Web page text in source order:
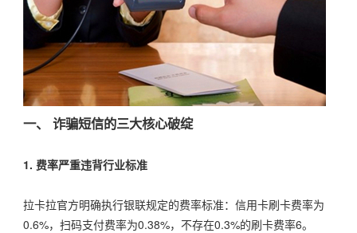
一、 诈骗短信的三大核心破绽
1. 费率严重违背行业标准
拉卡拉官方明确执行银联规定的费率标准：信用卡刷卡费率为
0.6%，扫码支付费率为0.38%，不存在0.3%的刷卡费率6。